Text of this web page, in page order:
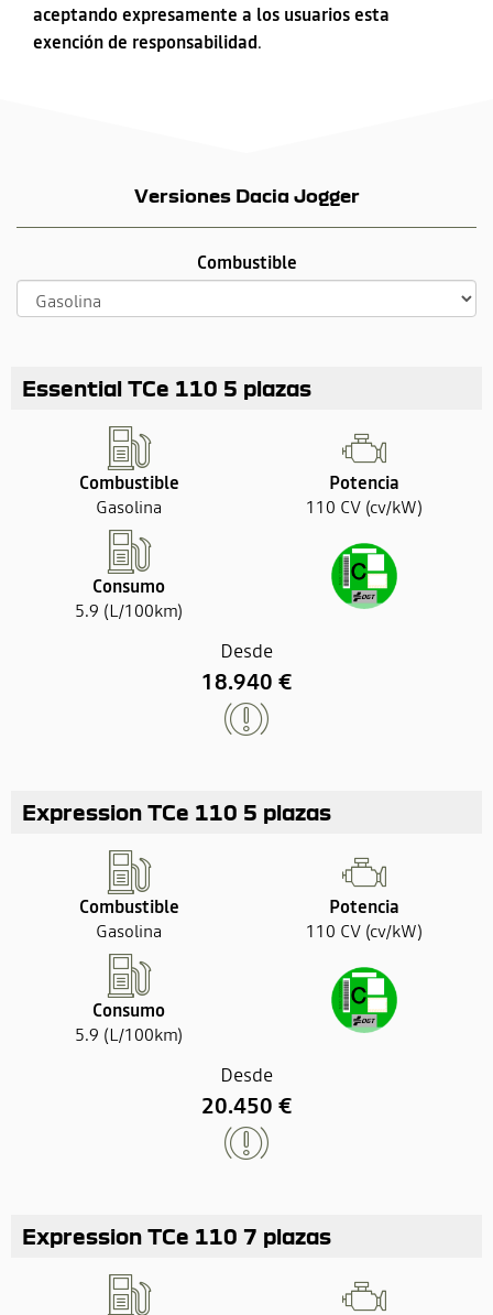
aceptando expresamente a los usuarios esta
exención de responsabilidad.
Versiones Dacia Jogger
Combustible
Essential TCe 110 5 plazas
Combustible
Gasolina
Potencia
110 CV (cv/kW)
Consumo
5.9 (L/100km)
Desde
18.940 €
Expression TCe 110 5 plazas
Combustible
Gasolina
Potencia
110 CV (cv/kW)
Consumo
5.9 (L/100km)
Desde
20.450 €
Expression TCe 110 7 plazas